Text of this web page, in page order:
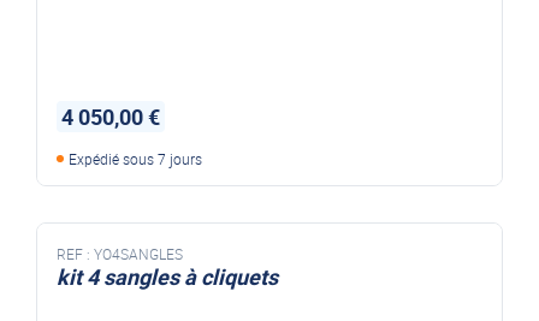
4 050,00 €
Expédié sous 7 jours
REF : YO4SANGLES
kit 4 sangles à cliquets